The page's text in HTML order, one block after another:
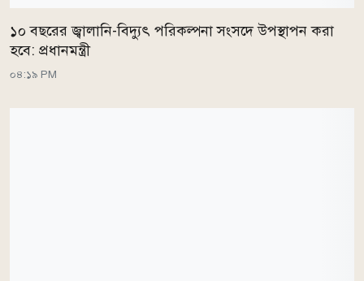
১০ বছরের জ্বালানি-বিদ্যুৎ পরিকল্পনা সংসদে উপস্থাপন করা
হবে: প্রধানমন্ত্রী
০৪:১৯ PM